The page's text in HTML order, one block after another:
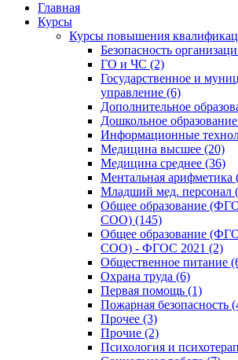
Главная
Курсы
Курсы повышения
Безопасность
ГО и ЧС (2)
Государственное и
управление (6)
Дополнительное
Дошкольное
Информационные
Медицина высшее (20)
Медицина среднее (36)
Ментальная арифметика
Младший мед. персонал
Общее образование
СОО) (145)
Общее образование
СОО) - ФГОС 2021 (2)
Общественное питание
Охрана труда (6)
Первая помощь (1)
Пожарная безопасность
Прочее (3)
Прочие (2)
Психология и